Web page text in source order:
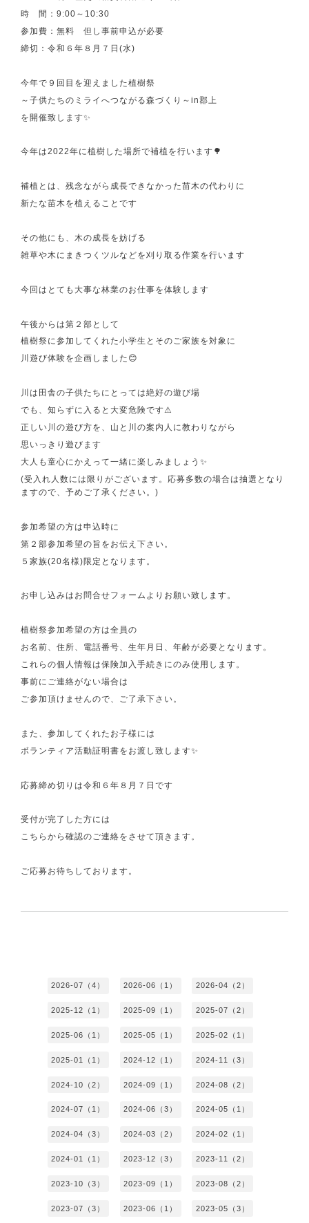
時 間：9:00～10:30
参加費：無料 但し事前申込が必要
締切：令和６年８月７日(水)
今年で９回目を迎えました植樹祭
～子供たちのミライへつながる森づくり～in郡上
を開催致します✨
今年は2022年に植樹した場所で補植を行います🌳
補植とは、残念ながら成長できなかった苗木の代わりに
新たな苗木を植えることです
その他にも、木の成長を妨げる
雑草や木にまきつくツルなどを刈り取る作業を行います
今回はとても大事な林業のお仕事を体験します
午後からは第２部として
植樹祭に参加してくれた小学生とそのご家族を対象に
川遊び体験を企画しました😊
川は田舎の子供たちにとっては絶好の遊び場
でも、知らずに入ると大変危険です⚠
正しい川の遊び方を、山と川の案内人に教わりながら
思いっきり遊びます
大人も童心にかえって一緒に楽しみましょう✨
(受入れ人数には限りがございます。応募多数の場合は抽選となり
ますので、予めご了承ください。)
参加希望の方は申込時に
第２部参加希望の旨をお伝え下さい。
５家族(20名様)限定となります。
お申し込みはお問合せフォームよりお願い致します。
植樹祭参加希望の方は全員の
お名前、住所、電話番号、生年月日、年齢が必要となります。
これらの個人情報は保険加入手続きにのみ使用します。
事前にご連絡がない場合は
ご参加頂けませんので、ご了承下さい。
また、参加してくれたお子様には
ボランティア活動証明書をお渡し致します✨
応募締め切りは令和６年８月７日です
受付が完了した方には
こちらから確認のご連絡をさせて頂きます。
ご応募お待ちしております。
2026-07（4） 2026-06（1） 2026-04（2）
2025-12（1） 2025-09（1） 2025-07（2）
2025-06（1） 2025-05（1） 2025-02（1）
2025-01（1） 2024-12（1） 2024-11（3）
2024-10（2） 2024-09（1） 2024-08（2）
2024-07（1） 2024-06（3） 2024-05（1）
2024-04（3） 2024-03（2） 2024-02（1）
2024-01（1） 2023-12（3） 2023-11（2）
2023-10（3） 2023-09（1） 2023-08（2）
2023-07（3） 2023-06（1） 2023-05（3）